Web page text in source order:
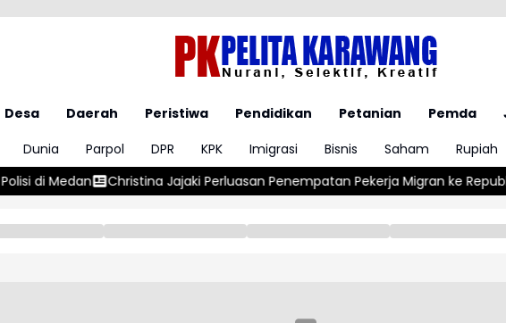
Desa Daerah Peristiwa Pendidikan Petanian Pemda
Dunia Parpol DPR KPK Imigrasi Bisnis Saham Rupiah
Jajaki Perluasan Penempatan Pekerja Migran ke Republik Ceko Polisi